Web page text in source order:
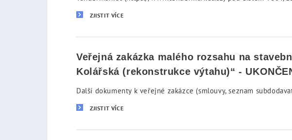
ZJISTIT VÍCE
Veřejná zakázka malého rozsahu na
Kolářská (rekonstrukce výtahu)“ -
Další dokumenty k veřejné zakázce (smlouvy, seznam
ZJISTIT VÍCE